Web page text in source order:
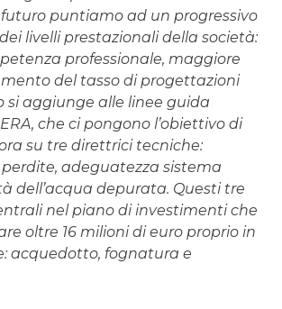
futuro puntiamo ad un progressivo
livelli prestazionali della società:
professionale, maggiore
del tasso di progettazioni
si aggiunge alle linee guida
che ci pongono l’obiettivo di
su tre direttrici tecniche:
adeguatezza sistema
dell’acqua depurata. Questi tre
nel piano di investimenti che
oltre 16 milioni di euro proprio in
acquedotto, fognatura e